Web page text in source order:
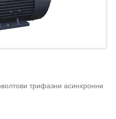
трифазни асинхронни